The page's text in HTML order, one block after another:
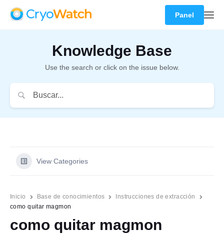
Panel
Knowledge Base
Use the search or click on the issue below.
View Categories
Inicio Base de conocimientos
Instrucciones de extracción
como quitar magmon
como quitar magmon